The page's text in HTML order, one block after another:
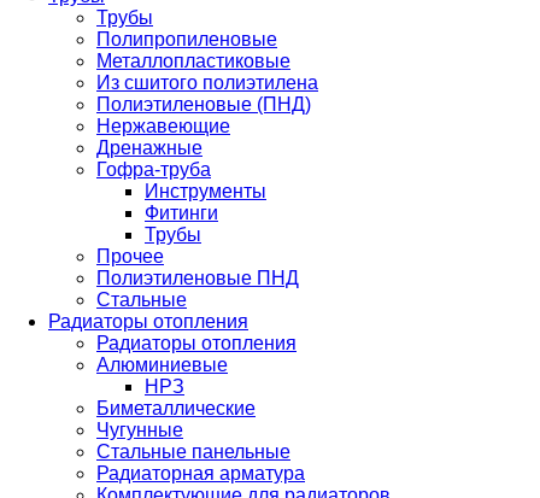
Трубы
Полипропиленовые
Металлопластиковые
Из сшитого полиэтилена
Полиэтиленовые (ПНД)
Нержавеющие
Дренажные
Гофра-труба
Инструменты
Фитинги
Трубы
Прочее
Полиэтиленовые ПНД
Стальные
Радиаторы отопления
Радиаторы отопления
Алюминиевые
НРЗ
Биметаллические
Чугунные
Стальные панельные
Радиаторная арматура